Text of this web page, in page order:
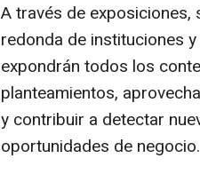
A través de exposiciones,
redonda de instituciones
expondrán todos los
planteamientos,
y contribuir a detectar
oportunidades de negocio.